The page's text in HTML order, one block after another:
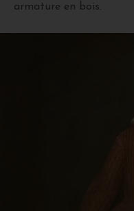
armature en bois.